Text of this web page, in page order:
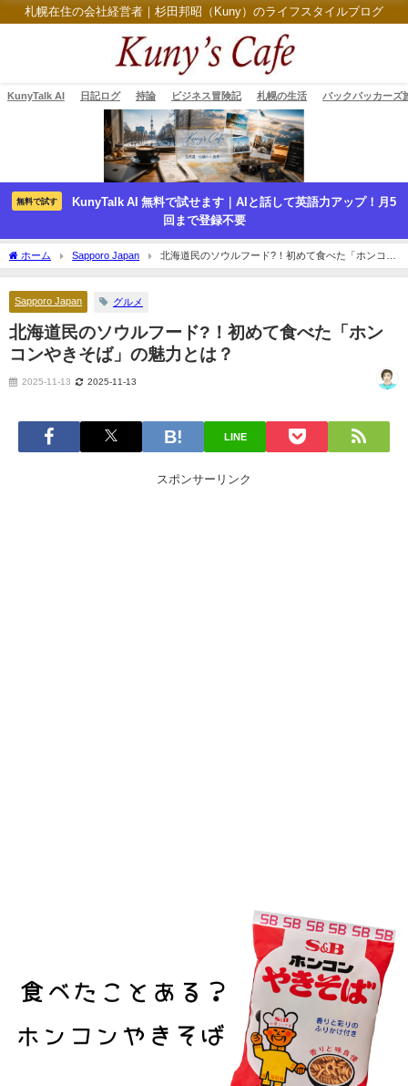
札幌在住の会社経営者｜杉田邦昭（Kuny）のライフスタイルブログ
KunyTalk AI 日記ログ 持論 ビジネス冒険記 札幌の生活 バックパッカーズ
無料で試す
KunyTalk AI 無料で試せます｜AIと話して英語力アップ！月5
回まで登録不要
ホーム Sapporo Japan
北海道民のソウルフード?！初めて食べた「ホンコン
やきそば」の魅力とは？
Sapporo Japan グルメ
北海道民のソウルフード?！初めて食べた「ホン
コンやきそば」の魅力とは？
2025-11-13 2025-11-13
LINE
スポンサーリンク